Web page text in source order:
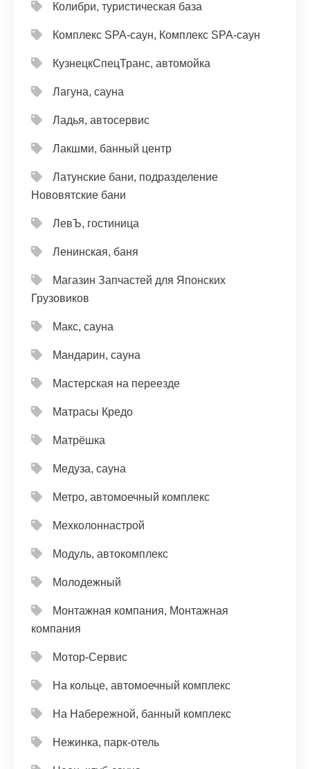
Колибри, туристическая база
Комплекс SPA-саун, Комплекс SPA-саун
КузнецкСпецТранс, автомойка
Лагуна, сауна
Ладья, автосервис
Лакшми, банный центр
Латунские бани, подразделение
Нововятские бани
ЛевЪ, гостиница
Ленинская, баня
Магазин Запчастей для Японских
Грузовиков
Макс, сауна
Мандарин, сауна
Мастерская на переезде
Матрасы Кредо
Матрёшка
Медуза, сауна
Метро, автомоечный комплекс
Мехколоннастрой
Модуль, автокомплекс
Молодежный
Монтажная компания, Монтажная
компания
Мотор-Сервис
На кольце, автомоечный комплекс
На Набережной, банный комплекс
Нежинка, парк-отель